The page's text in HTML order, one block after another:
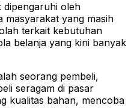
oleh
masyarakat yang masih
terkait kebutuhan
belanja yang kini banyak
seorang pembeli,
seragam di pasar
kualitas bahan, mencoba